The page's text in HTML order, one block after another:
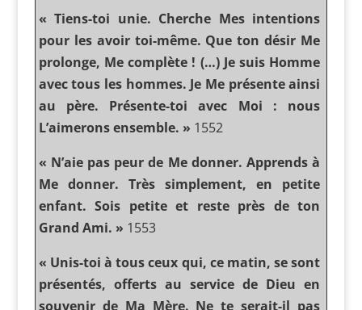
« Tiens-toi unie. Cherche Mes intentions
pour les avoir toi-même. Que ton désir Me
prolonge, Me complète ! (…) Je suis Homme
avec tous les hommes. Je Me présente ainsi
au père. Présente-toi avec Moi : nous
L’aimerons ensemble. » 1552
« N’aie pas peur de Me donner. Apprends à
Me donner. Très simplement, en petite
enfant. Sois petite et reste près de ton
Grand Ami. » 1553
« Unis-toi à tous ceux qui, ce matin, se sont
présentés, offerts au service de Dieu en
souvenir de Ma Mère. Ne te serait-il pas